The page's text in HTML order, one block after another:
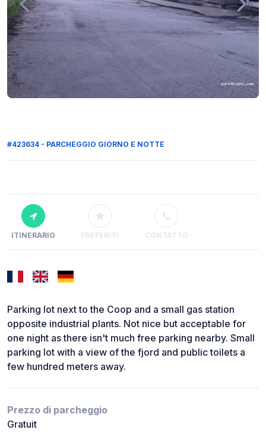
#423634 - PARCHEGGIO GIORNO E NOTTE
ITINERARIO PREFERITI CONTATTO
Parking lot next to the Coop and a small gas station
opposite industrial plants. Not nice but acceptable for
one night as there isn't much free parking nearby. Small
parking lot with a view of the fjord and public toilets a
few hundred meters away.
Prezzo di parcheggio
Gratuit